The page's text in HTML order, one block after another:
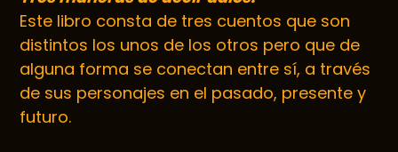
Este libro consta de tres cuentos que son
distintos los unos de los otros pero que de
alguna forma se conectan entre sí, a través
de sus personajes en el pasado, presente y
futuro.